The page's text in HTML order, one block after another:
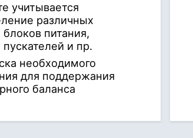
учитывается
различных
блоков питания,
пускателей и пр.
необходимого
для поддержания
баланса